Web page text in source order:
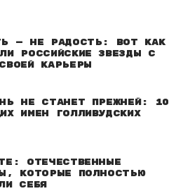
— не радость: Вот как
российские звезды с
карьеры
не станет прежней: 10
имен голливудских
Отечественные
которые полностью
себя